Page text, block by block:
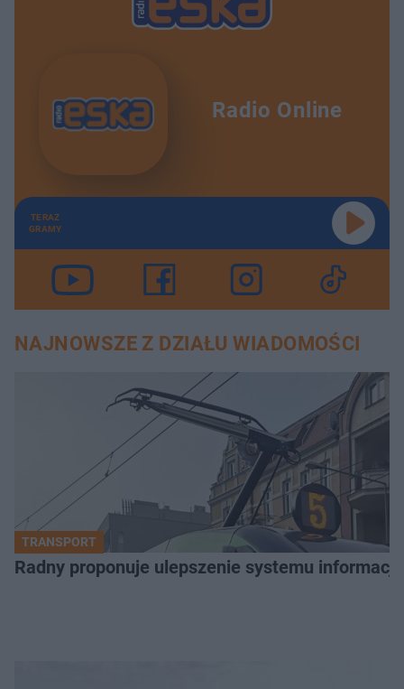
Radio Online
TERAZ
GRAMY
NAJNOWSZE Z DZIAŁU WIADOMOŚCI
TRANSPORT
Radny proponuje ulepszenie systemu